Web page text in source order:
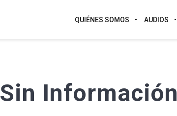
QUIÉNES SOMOS AUDIOS
Sin Información